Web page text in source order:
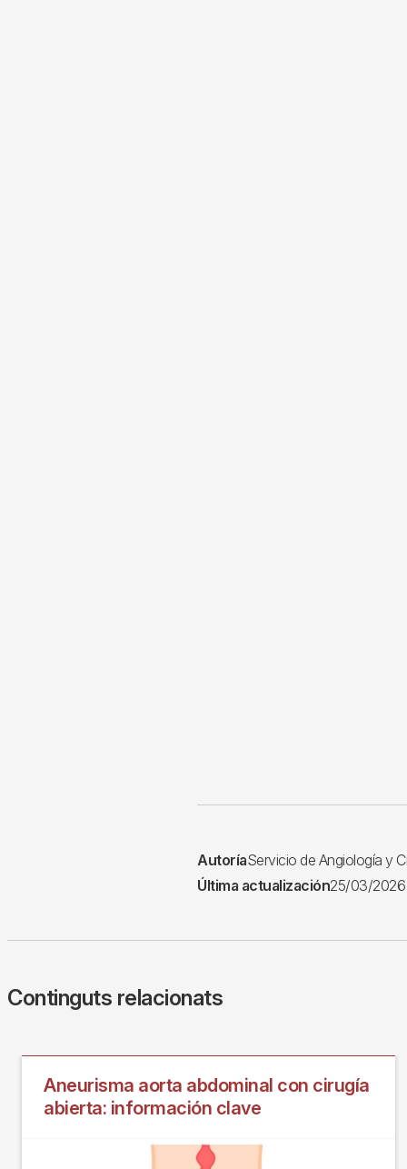
AutoríaServicio de Angiología y
Última actualización25/03/2026
Continguts relacionats
Aneurisma aorta abdominal con cirugía
abierta: información clave